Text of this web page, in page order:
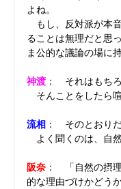
よね。
もし、反対派が本
ることは無理だと思
ま公的な議論の場に
神渡： それはもちろ
そんことをしたら
流相： そのとおりだ
よく聞くのは、自
阪奈： 「自然の摂
的な理由づけかどう